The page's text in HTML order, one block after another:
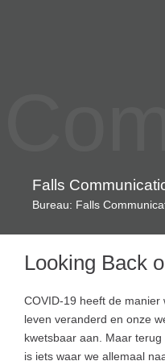
Falls
Bureau: Falls
Looking Back
COVID-19 heeft de manier
leven veranderd en onze
kwetsbaar aan. Maar
is iets waar we allemaal